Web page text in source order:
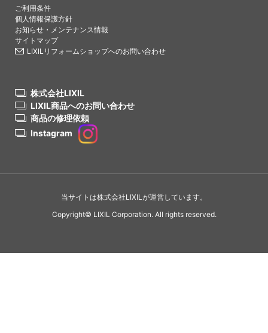
ご利用条件
個人情報保護方針
お知らせ・メンテナンス情報
サイトマップ
LIXILリフォームショップへのお問い合わせ
株式会社LIXIL
LIXIL商品へのお問い合わせ
商品の修理依頼
Instagram
当サイトは株式会社LIXILが運営しています。
Copyright© LIXIL Corporation. All rights reserved.